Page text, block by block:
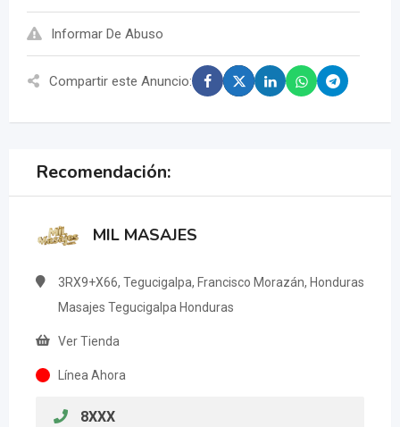
Informar De Abuso
Compartir este Anuncio:
Recomendación:
MIL MASAJES
3RX9+X66, Tegucigalpa, Francisco Morazán, Honduras
Masajes Tegucigalpa Honduras
Ver Tienda
Línea Ahora
8XXX